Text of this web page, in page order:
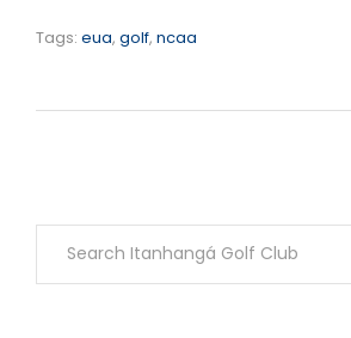
Tags: eua, golf, ncaa